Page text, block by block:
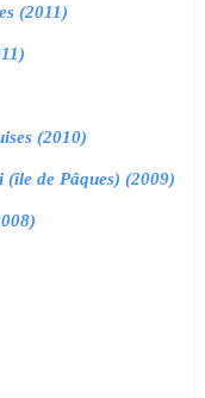
(2011)
(2010)
(île de Pâques) (2009)